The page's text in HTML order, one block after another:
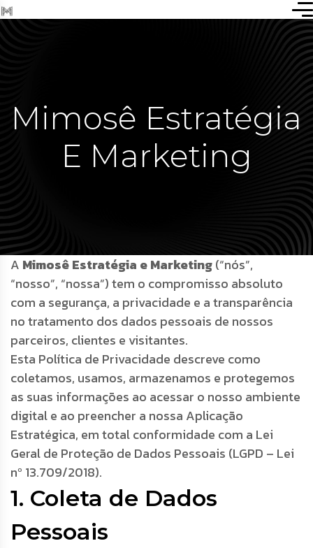
Mimosê Estratégia
E Marketing
A Mimosê Estratégia e Marketing(“nós”,
“nosso”, “nossa”) tem o compromisso absoluto
com a segurança, a privacidade e a transparência
no tratamento dos dados pessoais de nossos
parceiros, clientes e visitantes.
Esta Política de Privacidade descreve como
coletamos, usamos, armazenamos e protegemos
as suas informações ao acessar o nosso ambiente
digital e ao preencher a nossa Aplicação
Estratégica, em total conformidade com a Lei
Geral de Proteção de Dados Pessoais (LGPD – Lei
nº 13.709/2018).
1. Coleta de Dados
Pessoais